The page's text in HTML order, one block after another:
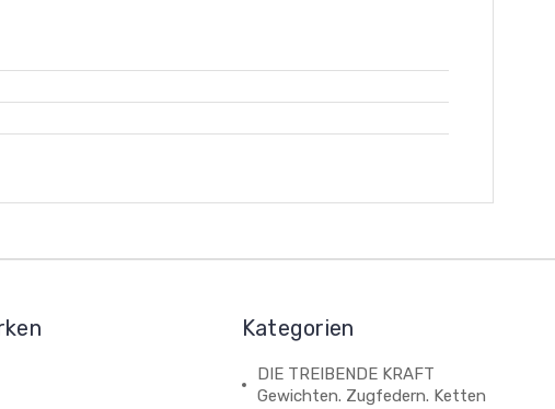
Kategorien
DIE TREIBENDE KRAFT
Gewichten. Zugfedern. Ketten